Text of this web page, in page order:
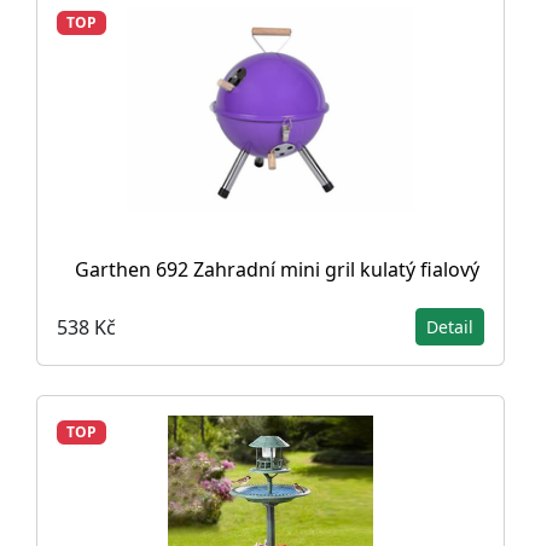
TOP
Garthen 692 Zahradní mini gril kulatý fialový
538 Kč Detail
TOP